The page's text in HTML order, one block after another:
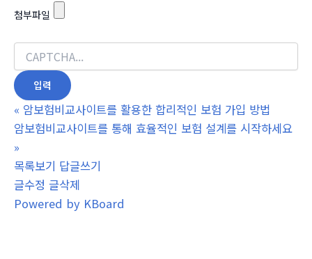
첨부파일
« 암보험비교사이트를 활용한 합리적인 보험 가입 방법
암보험비교사이트를 통해 효율적인 보험 설계를 시작하세요
»
목록보기 답글쓰기
글수정 글삭제
Powered by KBoard